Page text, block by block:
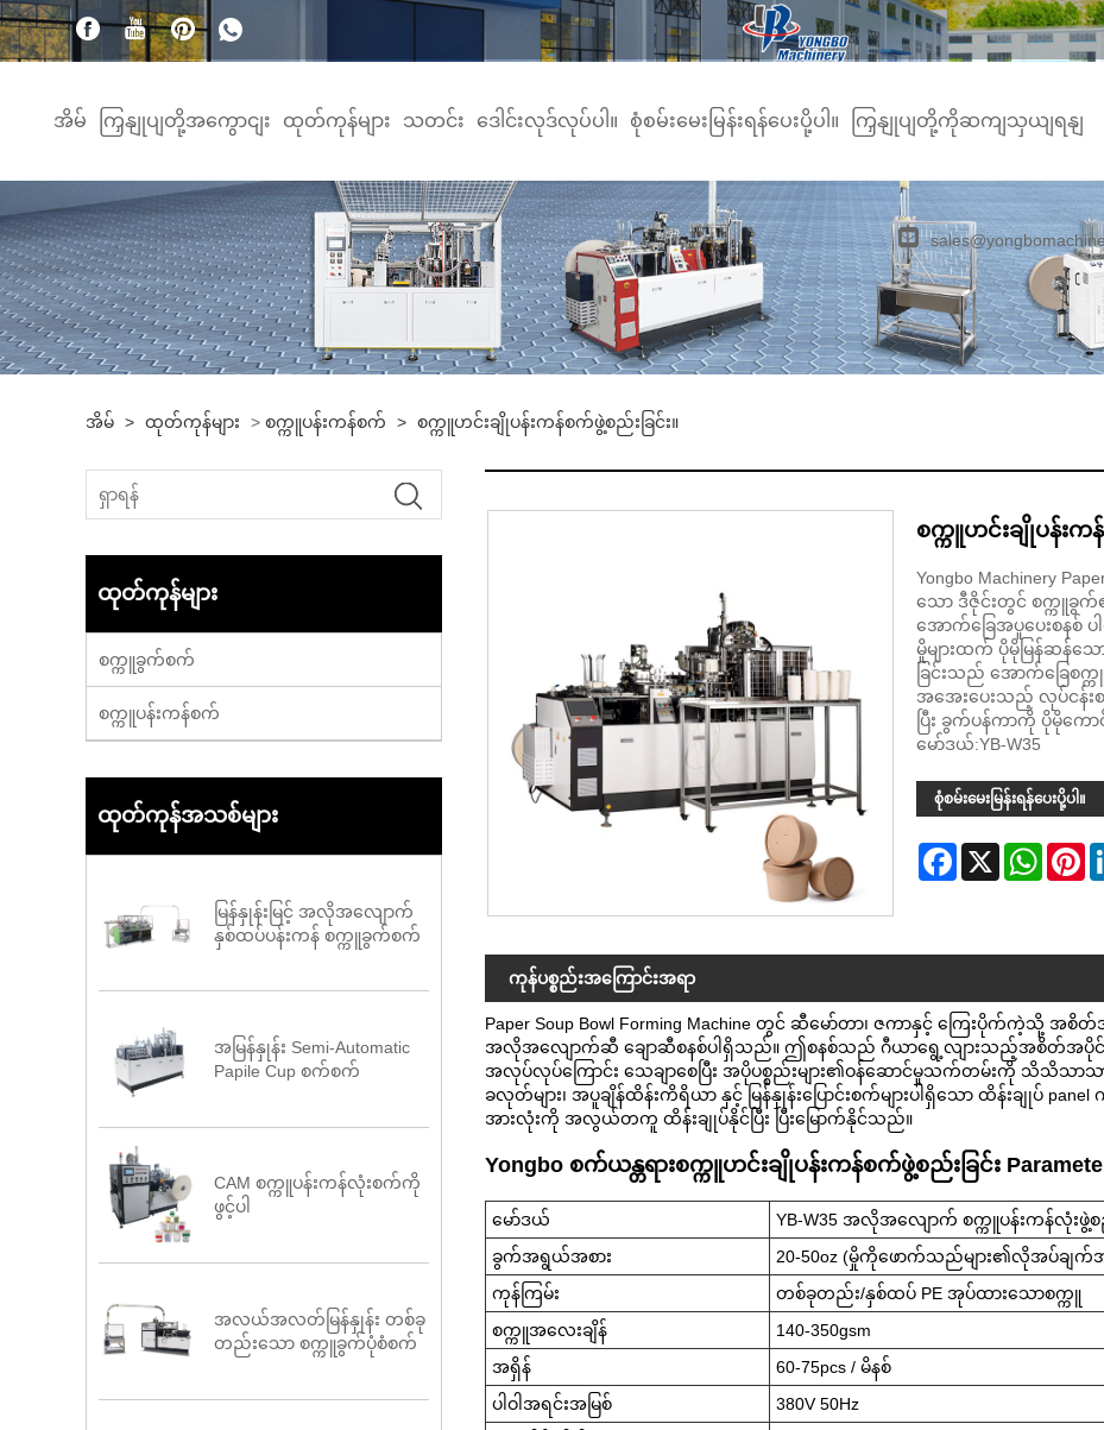
အိမ် ကြှနျုပျတို့အကွောငျး ထုတ်ကုန်များ သတင်း ဒေါင်းလုဒ်လုပ်ပါ။ စုံစမ်းမေးမြန်းရန်ပေးပို့ပါ။ ကြှနျုပျတို့ကိုဆကျသှယျရနျ
အိမ် > ထုတ်ကုန်များ > စက္ကူပန်းကန်စက် > စက္ကူဟင်းချိုပန်းကန်စက်ဖွဲ့စည်းခြင်း။
ထုတ်ကုန်များ
စက္ကူခွက်စက်
စက္ကူပန်းကန်စက်
ထုတ်ကုန်အသစ်များ
မြန်နှုန်းမြင့် အလိုအလျောက်
နှစ်ထပ်ပန်းကန် စက္ကူခွက်စက်
အမြန်နှုန်း Semi-Automatic
Papile Cup စက်စက်
CAM စက္ကူပန်းကန်လုံးစက်ကို
ဖွင့်ပါ
အလယ်အလတ်မြန်နှုန်း တစ်ခု
တည်းသော စက္ကူခွက်ပုံစံစက်
စက္ကူဟင်းချိုပန်းက
Yongbo Machinery
သော ဒီဇိုင်းတွင် စက္ကူ
အောက်ခြေအပူပေးစနစ်
မှိုများထက် ပိုမိုမြန်ဆန်သေ
ခြင်းသည် အောက်ခြေစ
အအေးပေးသည့် လုပ်ငန်း
ပြီး ခွက်ပန်ကာကို ပိုမိုကေ
မော်ဒယ်:YB-W35
စုံစမ်းမေးမြန်းရန်ပေးပို့ပါ။
Facebook
X
ကုန်ပစ္စည်းအကြောင်းအရာ
Paper Soup Bowl Forming Machine တွင် ဆီမော်တာ၊ ဇကာနှင့် ကြေးပိုက်ကဲ့သို့ အ
အလိုအလျောက်ဆီ ချောဆီစနစ်ပါရှိသည်။ ဤစနစ်သည် ဂီယာရွေ့လျားသည့်အစိတ်အပိုင်းများ
အလုပ်လုပ်ကြောင်း သေချာစေပြီး အပိုပစ္စည်းများ၏ဝန်ဆောင်မှုသက်တမ်းကို သိသိသ
ခလုတ်များ၊ အပူချိန်ထိန်းကိရိယာ နှင့် မြန်နှုန်းပြောင်းစက်များပါရှိသော ထိန်းချုပ်
အားလုံးကို အလွယ်တကူ ထိန်းချုပ်နိုင်ပြီး ပြီးမြောက်နိုင်သည်။
Yongbo စက်ယန္တရားစက္ကူဟင်းချိုပန်းကန်စက်ဖွဲ့စည်းခြင်း
မော်ဒယ်
YB-W35 အလိုအလျောက် စက္ကူပန်းကန်လုံး
ခွက်အရွယ်အစား
20-50oz (မှိုကိုဖောက်သည်များ၏လိုအပ်ချက်
ကုန်ကြမ်း
တစ်ခုတည်း/နှစ်ထပ် PE အုပ်ထားသောစက္ကူ
စက္ကူအလေးချိန်
140-350gsm
အရှိန်
60-75pcs / မိနစ်
ပါဝါအရင်းအမြစ်
380V 50Hz